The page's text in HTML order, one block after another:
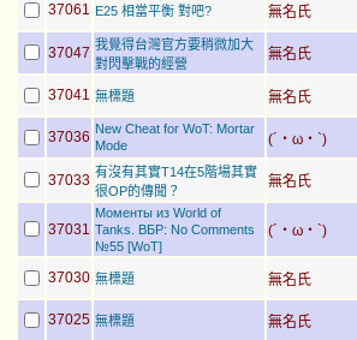
37061 E25 相當平衡 對吧? 無名氏
37047 我覺得台灣官方要稍微加大
對閃擊戰的經營
無名氏
37041 無標題 無名氏
37036 New Cheat for WoT: Mortar
Mode
(´・ω・`)
37033 有沒有其實T14在5階場其實
很OP的傳聞？
無名氏
37031
Моменты из World of
Tanks. ВБР: No Comments
№55 [WoT]
(´・ω・`)
37030 無標題 無名氏
37025 無標題 無名氏